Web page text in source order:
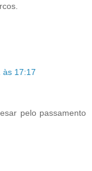
às 17:17
pelo passamento